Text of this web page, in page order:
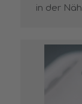
in der